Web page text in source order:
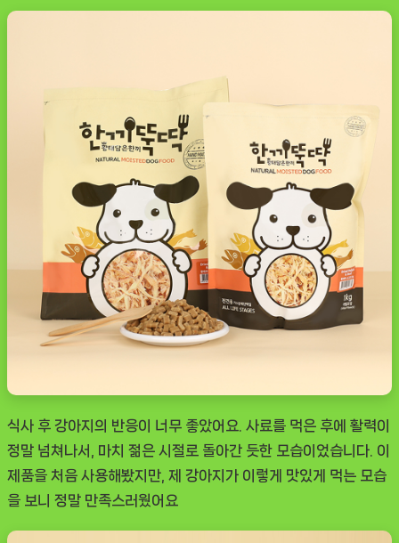
식사 후 강아지의 반응이 너무 좋았어요. 사료를 먹은 후에 활력이
정말 넘쳐나서, 마치 젊은 시절로 돌아간 듯한 모습이었습니다. 이
제품을 처음 사용해봤지만, 제 강아지가 이렇게 맛있게 먹는 모습
을 보니 정말 만족스러웠어요